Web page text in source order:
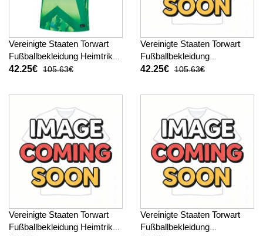
Vereinigte Staaten Torwart
Fußballbekleidung Heimtrikot
WM 2026 Kurzarm
42.25€ 105.63€
Vereinigte Staaten Torwart
Fußballbekleidung
Auswärtstrikot WM 2026
42.25€ 105.63€
Vereinigte Staaten Torwart
Fußballbekleidung Heimtrikot
Vereinigte Staaten Torwart
Fußballbekleidung